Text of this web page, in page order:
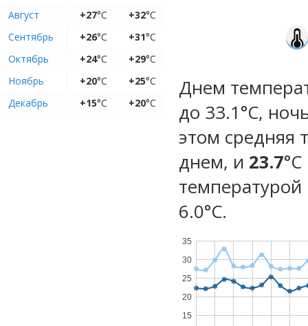
Август
+27°C +32°C
Сентябрь
+26°C +31°C
Октябрь
+24°C +29°C
Ноябрь
+20°C +25°C
Декабрь
+15°C +20°C
Днем
до 33.1°C,
этом средняя
днем, и 23.7
температурой
6.0°С.
15
20
25
30
35